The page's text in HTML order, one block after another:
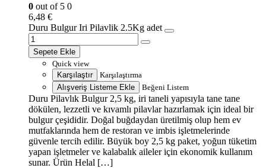
0 out of 5 0
6,48 €
Duru Bulgur Iri Pilavlik 2.5Kg adet
Sepete Ekle
Quick view
Karşılaştır
Karşılaştırma
Alışveriş Listeme Ekle
Beğeni Listem
Duru Pilavlık Bulgur 2,5 kg, iri taneli yapısıyla tane tane
dökülen, lezzetli ve kıvamlı pilavlar hazırlamak için ideal bir
bulgur çeşididir. Doğal buğdaydan üretilmiş olup hem ev
mutfaklarında hem de restoran ve imbis işletmelerinde
güvenle tercih edilir. Büyük boy 2,5 kg paket, yoğun tüketim
yapan işletmeler ve kalabalık aileler için ekonomik kullanım
sunar. Ürün Helal […]